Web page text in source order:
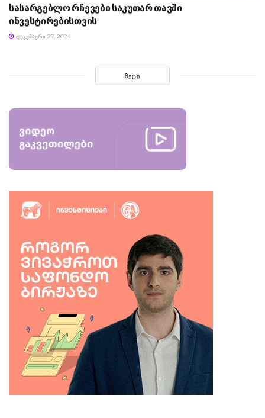
სასარგებლო რჩევები საკუთარ თავში
ინვესტირებისთვის
ᲓᲔᲙᲔᲛᲑᲔᲠᲘ 27, 2024
ᲛᲔᲢᲘ